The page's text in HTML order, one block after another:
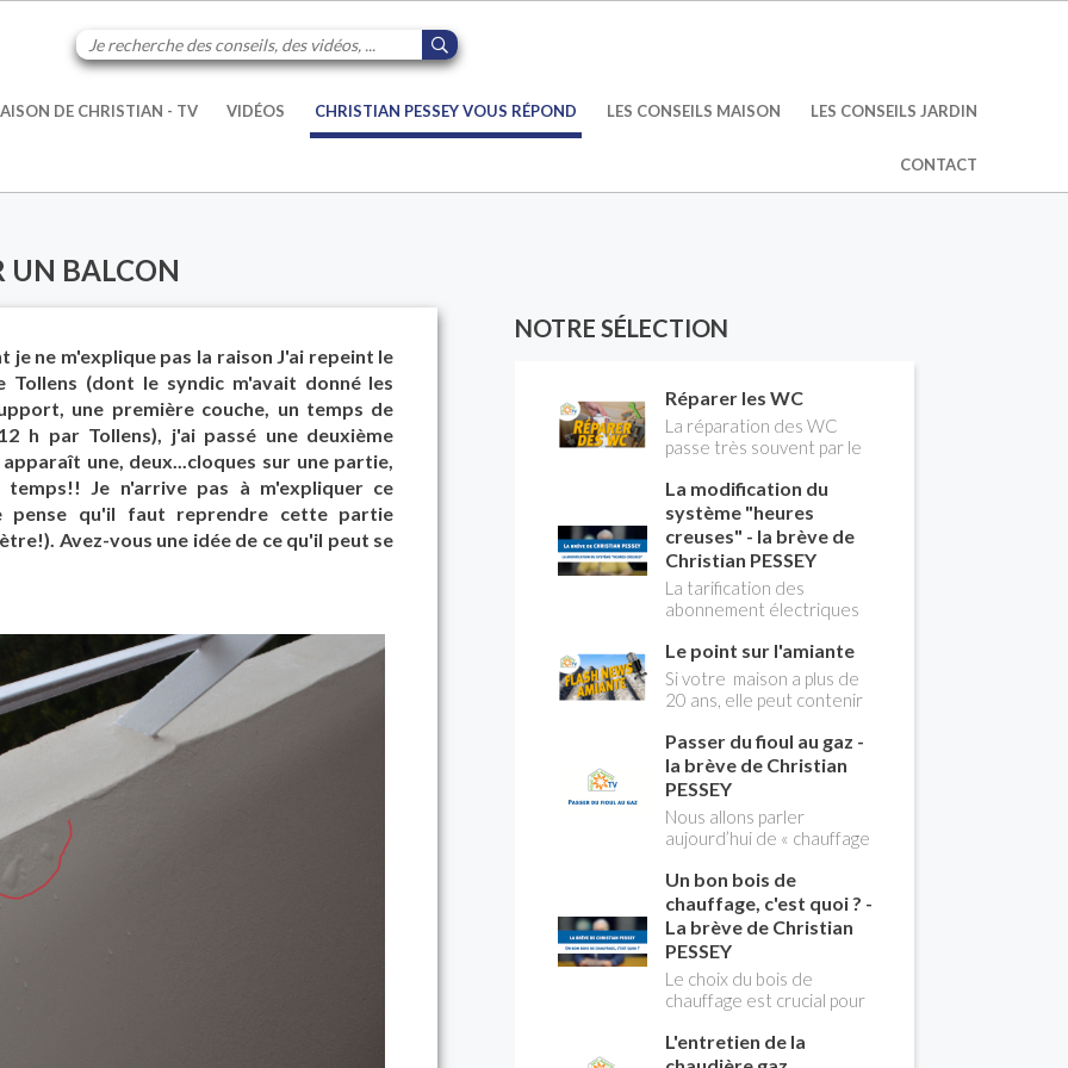
DE CHRISTIAN - TV VIDÉOS CHRISTIAN PESSEY VOUS RÉPOND LES CONSEILS MAISON LES CONSEILS JARDIN
CONTACT
UN BALCON
ne m'explique pas la raison J'ai repeint le
(dont le syndic m'avait donné les
une première couche, un temps de
h par Tollens), j'ai passé une deuxième
une, deux...cloques sur une partie,
Je n'arrive pas à m'expliquer ce
pense qu'il faut reprendre cette partie
Avez-vous une idée de ce qu'il peut se
NOTRE SÉLECTION
Réparer les WC
La réparation des WC
passe très souvent par le
flotteur. Tuto pour tout
vous expliquer
La modification du
système "heures
creuses" - la brève de
Christian PESSEY
La tarification des
abonnement électriques
longtemps deux
possibilités : heures
pleines, heures creuses.
Aujourd'hui Christian
PESSEY vous explique tout
ce qu'il faut savoir sur la
nouvelle modification du
système "heures creuses"
qui concerne près de 15
millions de Français !
Le point sur l'amiante
Si votre maison a plus de
20 ans, elle peut contenir
contenant de l'amiante) !
Pas de panique, on fait le
point dans notre flash
news n°3 spéciale
Amiante et ses dangers
avec Christian Pessey
Passer du fioul au gaz -
la brève de Christian
PESSEY
Nous allons parler
aujourd’hui de « chauffage
du changement d’énergie.
Nous allons aborder
l’abandon du fioul au profit
du gaz.
Un bon bois de
chauffage, c'est quoi ? -
La brève de Christian
PESSEY
Le choix du bois de
chauffage est crucial pour
rendement énergétique
L'entretien de la